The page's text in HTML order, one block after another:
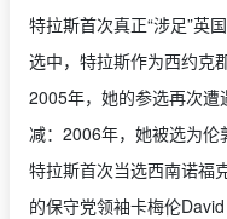
特拉斯首次真正“涉足”英
选中，特拉斯作为西约克
2005年，她的参选再次
减：2006年，她被选为伦
特拉斯首次当选西南诺福
的保守党领袖卡梅伦